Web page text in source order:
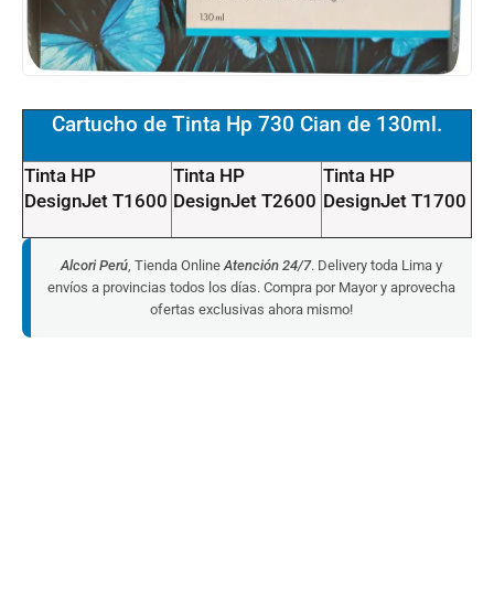
Cartucho de Tinta Hp 730 Cian de 130ml.
Tinta HP
DesignJet T1600
Tinta HP
DesignJet T2600
Tinta HP
DesignJet T1700
Alcori Perú , Tienda Online Atención 24/7. Delivery toda Lima y
envíos a provincias todos los días. Compra por Mayor y aprovecha
ofertas exclusivas ahora mismo!